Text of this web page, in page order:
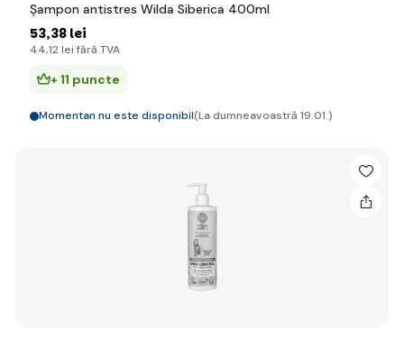
Șampon antistres Wilda Siberica 400ml
53,38 lei
44,12 lei fără TVA
+ 11 puncte
Momentan nu este disponibil(La dumneavoastră 19.01.)